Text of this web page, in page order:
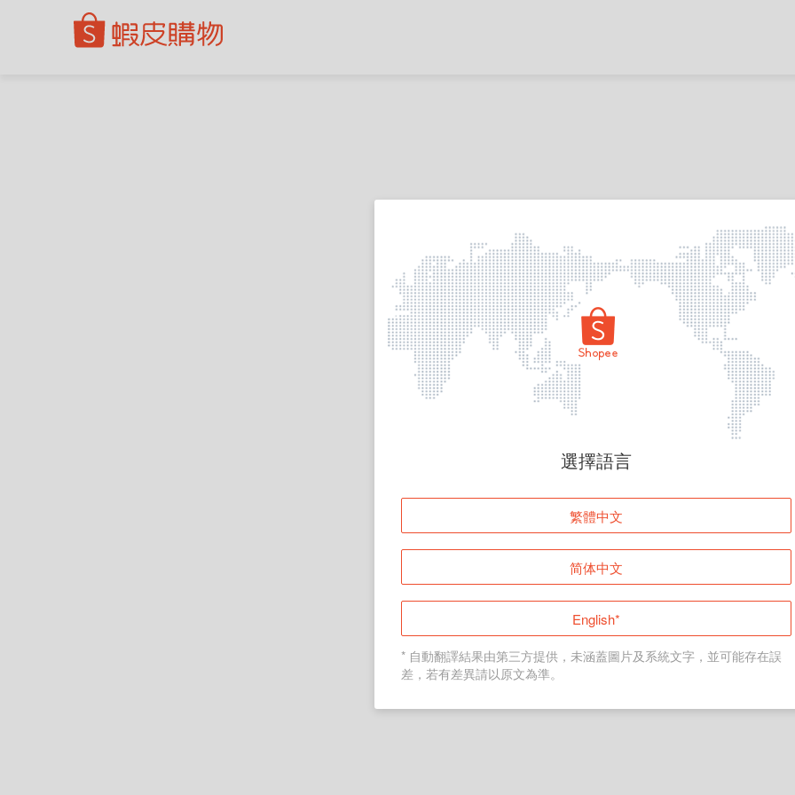
頁面無法顯示
登入
返回首頁
選擇語言
繁體中文
简体中文
English*
* 自動翻譯結果由第三方提供，未涵蓋圖片及系統文字，並可能存在誤
差，若有差異請以原文為準。